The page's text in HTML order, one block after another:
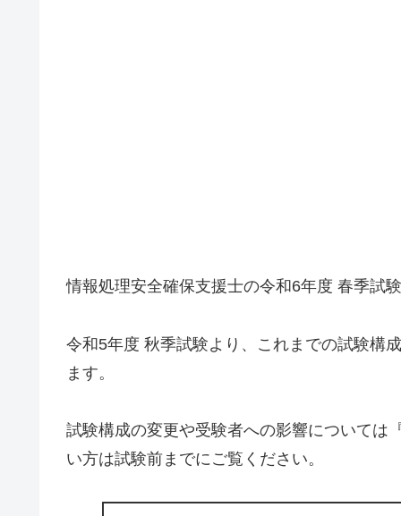
情報処理安全確保支援士の令和6年度 春季試
令和5年度 秋季試験より、これまでの試験
ます。
試験構成の変更や受験者への影響については
い方は試験前までにご覧ください。